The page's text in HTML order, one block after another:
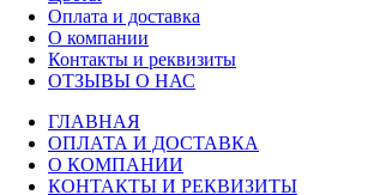
Оплата и доставка
О компании
Контакты и реквизиты
ОТЗЫВЫ О НАС
ГЛАВНАЯ
ОПЛАТА И ДОСТАВКА
О КОМПАНИИ
КОНТАКТЫ И РЕКВИЗИТЫ